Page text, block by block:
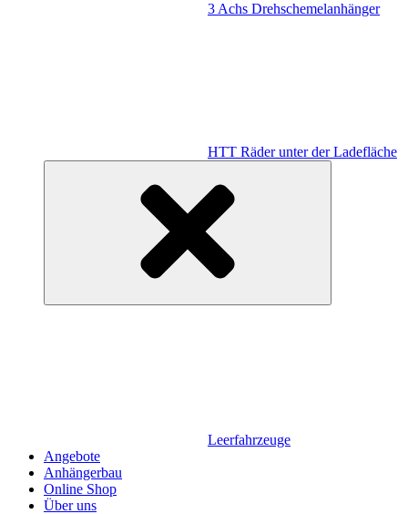
3 Achs Drehschemelanhänger
HTT Räder unter der Ladefläche
Leerfahrzeuge
Angebote
Anhängerbau
Online Shop
Über uns